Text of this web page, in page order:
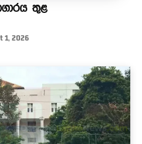
තුළ
1, 2026